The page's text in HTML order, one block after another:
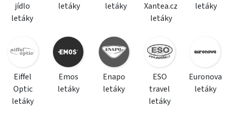
jídlo
letáky
letáky
letáky
Xantea.cz
letáky
letáky
Eiffel
Optic
letáky
Emos
letáky
Enapo
letáky
ESO
travel
letáky
Euronova
letáky